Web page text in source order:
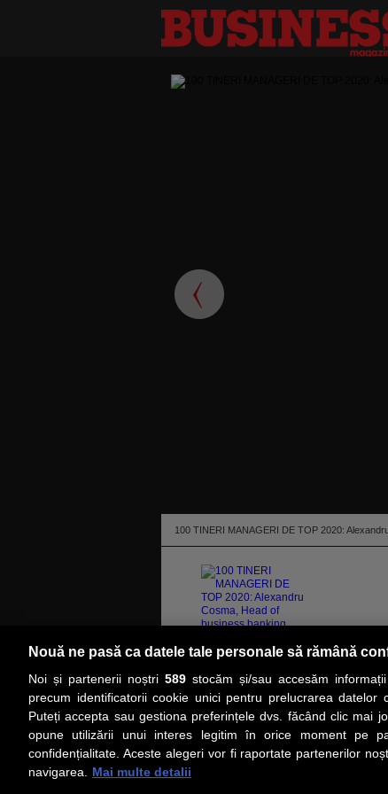
100 TINERI MANAGERI DE TOP 2020:
„Pasiunea pentru mediul de afaceri în
antreprenorii din România."citeşte toată ştirea
PRIMA PAGINĂ
Social
Nouă ne pasă ca datele tale personale să rămână
Noi și partenerii noștri 589stocăm și/sau accesăm informații
precum identificatorii cookie unici pentru prelucrarea datelor
Puteți accepta sau gestiona preferințele dvs. făcând clic mai
opune utilizării unui interes legitim în orice moment pe
confidențialitate. Aceste alegeri vor fi raportate partenerilor
navigarea.
Mai multe detalii